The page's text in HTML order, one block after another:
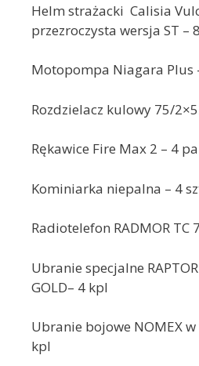
Helm strażacki Calisia
przezroczysta wersja ST –
Motopompa Niagara Plus
Rozdzielacz kulowy 75/
Rękawice Fire Max 2 – 4
Kominiarka niepalna – 4
Radiotelefon RADMOR TC
Ubranie specjalne
GOLD– 4 kpl
Ubranie bojowe NOMEX w
kpl